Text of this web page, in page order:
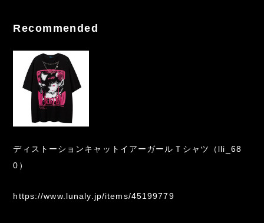
Recommended
ディストーションキャットイアーガールＴシャツ（lli_68
0）
https://www.lunaly.jp/items/45199779